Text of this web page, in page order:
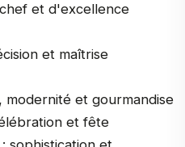
et d'excellence
et maîtrise
modernité et gourmandise
et fête